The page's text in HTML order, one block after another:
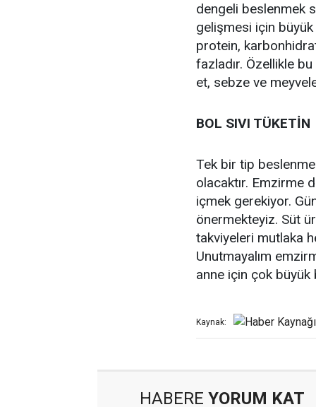
dengeli beslenmek
gelişmesi için
protein,
fazladır. Özellikle
et, sebze ve
BOL SIVI TÜKETİN
Tek bir tip
olacaktır. Emzirme
içmek gerekiyor.
önermekteyiz. Süt
takviyeleri mutlaka
Unutmayalım
anne için çok büyük
Kaynak:
HABERE YORUM KAT